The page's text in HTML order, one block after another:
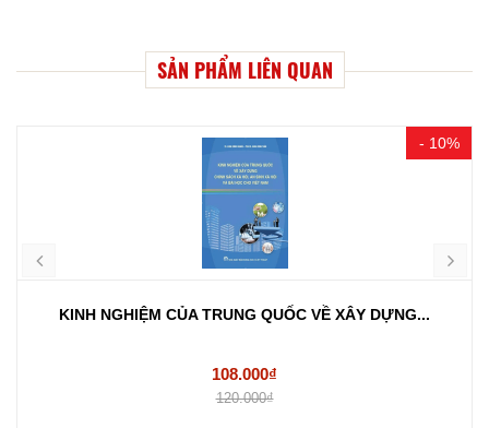
SẢN PHẨM LIÊN QUAN
- 10%
KINH NGHIỆM CỦA TRUNG QUỐC VỀ XÂY DỰNG...
108.000₫
120.000₫